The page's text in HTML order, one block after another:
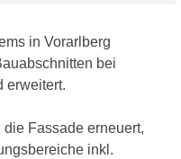
in Vorarlberg
bei
erweitert.
die Fassade erneuert,
inkl.